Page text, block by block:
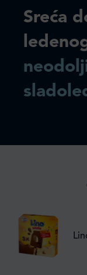
Sreća